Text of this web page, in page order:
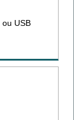
USB